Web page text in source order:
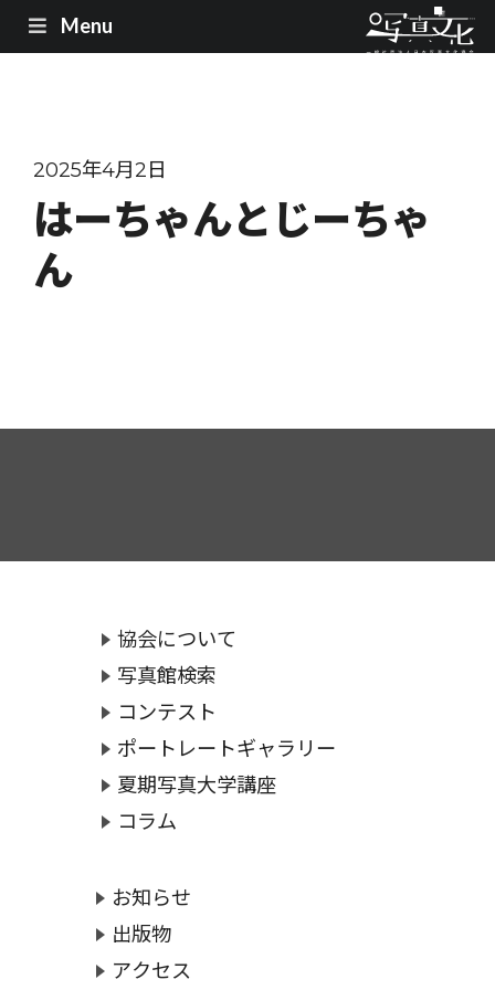
Menu
2025年4月2日
はーちゃんとじーちゃ
ん
協会について
写真館検索
コンテスト
ポートレートギャラリー
夏期写真大学講座
コラム
お知らせ
出版物
アクセス